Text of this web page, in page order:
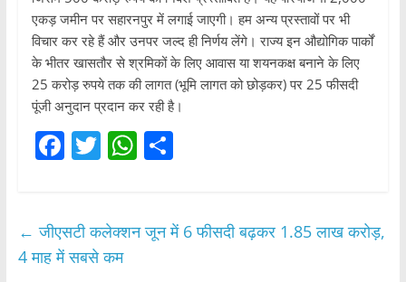
एकड़ जमीन पर सहारनपुर में लगाई जाएगी। हम अन्य प्रस्तावों पर भी
विचार कर रहे हैं और उनपर जल्द ही निर्णय लेंगे। राज्य इन औद्योगिक पार्कों
के भीतर खासतौर से श्रमिकों के लिए आवास या शयनकक्ष बनाने के लिए
25 करोड़ रुपये तक की लागत (भूमि लागत को छोड़कर) पर 25 फीसदी
पूंजी अनुदान प्रदान कर रही है।
F
e
b
T
er
W
s
S
e
← जीएसटी कलेक्शन जून में 6 फीसदी बढ़कर 1.85 लाख करोड़,
4 माह में सबसे कम